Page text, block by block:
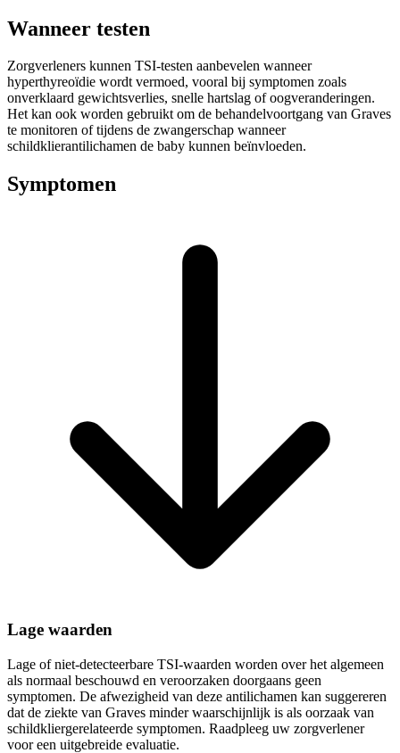
Wanneer testen
Zorgverleners kunnen TSI-testen aanbevelen wanneer
hyperthyreoïdie wordt vermoed, vooral bij symptomen zoals
onverklaard gewichtsverlies, snelle hartslag of oogveranderingen.
Het kan ook worden gebruikt om de behandelvoortgang van Graves
te monitoren of tijdens de zwangerschap wanneer
schildklierantilichamen de baby kunnen beïnvloeden.
Symptomen
Lage waarden
Lage of niet-detecteerbare TSI-waarden worden over het algemeen
als normaal beschouwd en veroorzaken doorgaans geen
symptomen. De afwezigheid van deze antilichamen kan suggereren
dat de ziekte van Graves minder waarschijnlijk is als oorzaak van
schildkliergerelateerde symptomen. Raadpleeg uw zorgverlener
voor een uitgebreide evaluatie.